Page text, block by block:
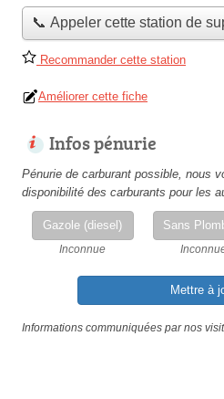
📞 Appeler cette station de
Recommander cette station
Améliorer cette fiche
Infos pénurie
Pénurie de carburant possible, nous
disponibilité des carburants pour les
Gazole (diesel)
Inconnue
Sans
Mettre à
Informations communiquées par nos